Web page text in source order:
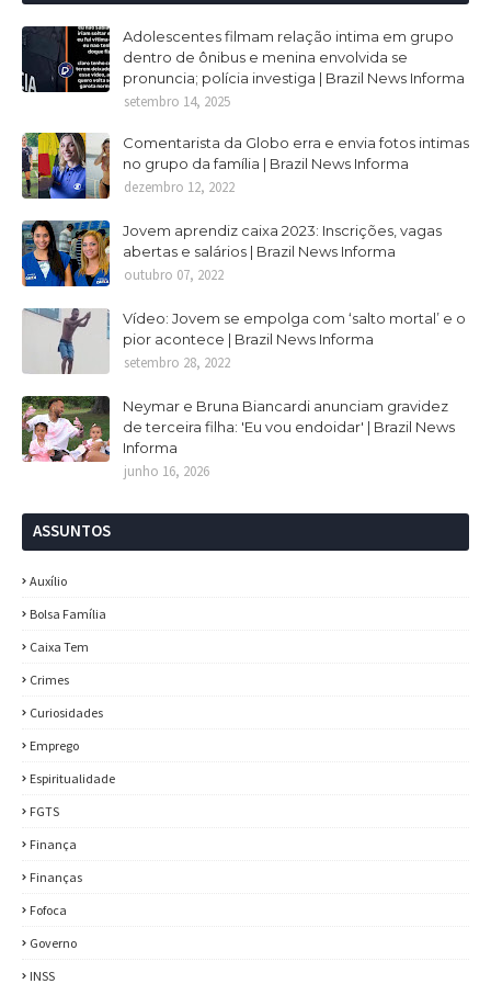
Adolescentes filmam relação intima em grupo
dentro de ônibus e menina envolvida se
pronuncia; polícia investiga | Brazil News Informa
setembro 14, 2025
Comentarista da Globo erra e envia fotos intimas
no grupo da família | Brazil News Informa
dezembro 12, 2022
Jovem aprendiz caixa 2023: Inscrições, vagas
abertas e salários | Brazil News Informa
outubro 07, 2022
Vídeo: Jovem se empolga com ‘salto mortal’ e o
pior acontece | Brazil News Informa
setembro 28, 2022
Neymar e Bruna Biancardi anunciam gravidez
de terceira filha: 'Eu vou endoidar' | Brazil News
Informa
junho 16, 2026
ASSUNTOS
Auxílio
Bolsa Família
Caixa Tem
Crimes
Curiosidades
Emprego
Espiritualidade
FGTS
Finança
Finanças
Fofoca
Governo
INSS